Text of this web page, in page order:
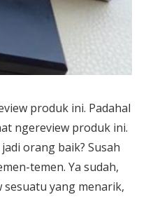
produk ini. Padahal
ngereview produk ini.
orang baik? Susah
temen. Ya sudah,
sesuatu yang menarik,